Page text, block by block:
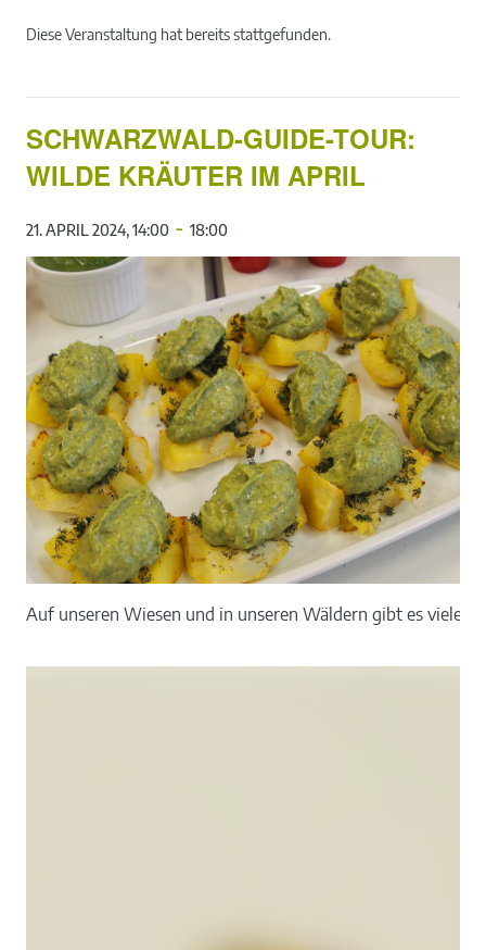
Diese Veranstaltung hat bereits stattgefunden.
SCHWARZWALD-GUIDE-TOUR:
WILDE KRÄUTER IM APRIL
21. APRIL 2024, 14:00 - 18:00
Auf unseren Wiesen und in unseren Wäldern gibt es viele